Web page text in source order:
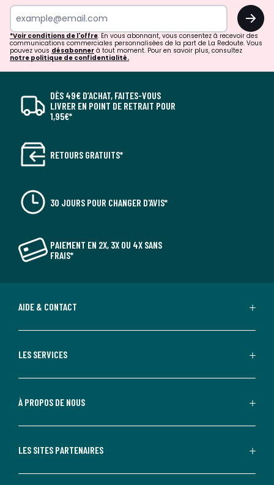
OK
*Voir conditions de l'offre. En vous abonnant, vous consentez à recevoir des
communications commerciales personnalisées de la part de La Redoute. Vous
pouvez vous désabonner à tout moment. Pour en savoir plus, consultez
notre politique de confidentialité.
DÈS 49€ D’ACHAT, FAITES-VOUS
LIVRER EN POINT DE RETRAIT POUR
1,95€*
RETOURS GRATUITS*
30 JOURS POUR CHANGER D'AVIS*
PAIEMENT EN 2X, 3X OU 4X SANS
FRAIS*
AIDE & CONTACT
LES SERVICES
À PROPOS DE NOUS
LES SITES PARTENAIRES